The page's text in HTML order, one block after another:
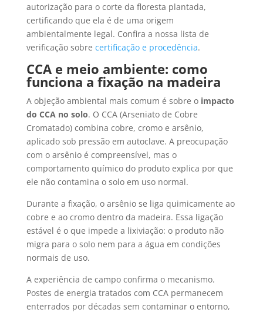
autorização para o corte da floresta plantada,
certificando que ela é de uma origem
ambientalmente legal. Confira a nossa lista de
verificação sobre certificação e procedência.
CCA e meio ambiente: como
funciona a fixação na madeira
A objeção ambiental mais comum é sobre o impacto
do CCA no solo. O CCA (Arseniato de Cobre
Cromatado) combina cobre, cromo e arsênio,
aplicado sob pressão em autoclave. A preocupação
com o arsênio é compreensível, mas o
comportamento químico do produto explica por que
ele não contamina o solo em uso normal.
Durante a fixação, o arsênio se liga quimicamente ao
cobre e ao cromo dentro da madeira. Essa ligação
estável é o que impede a lixiviação: o produto não
migra para o solo nem para a água em condições
normais de uso.
A experiência de campo confirma o mecanismo.
Postes de energia tratados com CCA permanecem
enterrados por décadas sem contaminar o entorno,